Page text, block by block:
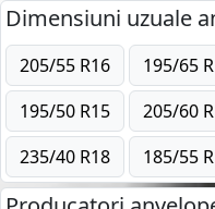
Dimensiuni uzuale
205/55 R16 195/65
195/50 R15
205/60
235/40 R18
185/55